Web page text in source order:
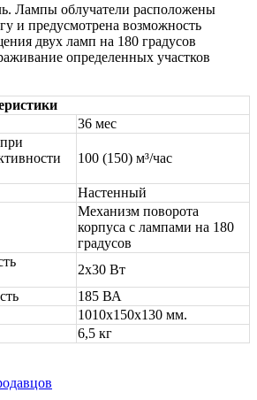
Лампы облучатели расположены
и предусмотрена возможность
двух ламп на 180 градусов
определенных участков
36 мес
100 (150) м³/час
Настенный
Механизм поворота
корпуса с лампами на 180
градусов
2х30 Вт
185 ВА
1010х150х130 мм.
6,5 кг